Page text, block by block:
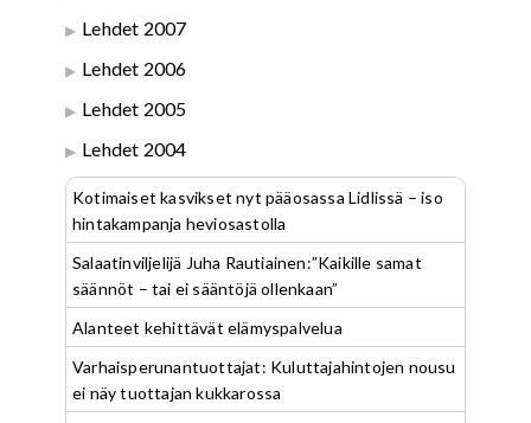
Lehdet 2007
Lehdet 2006
Lehdet 2005
Lehdet 2004
Kotimaiset kasvikset nyt pääosassa Lidlissä – iso
hintakampanja heviosastolla
Salaatinviljelijä Juha Rautiainen:”Kaikille samat
säännöt – tai ei sääntöjä ollenkaan”
Alanteet kehittävät elämyspalvelua
Varhaisperunantuottajat: Kuluttajahintojen nousu
ei näy tuottajan kukkarossa